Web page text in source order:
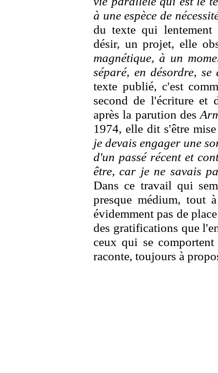
à une espèce de
du texte qui lentement
désir, un projet, elle
magnétique, à un
séparé, en désordre, se
texte publié, c'est
second de l'écriture et
après la parution des
1974, elle dit s'être
je devais engager une
d'un passé récent et
être, car je ne savais
Dans ce travail qui
presque médium, tout
évidemment pas de
des gratifications que
ceux qui se
raconte, toujours à